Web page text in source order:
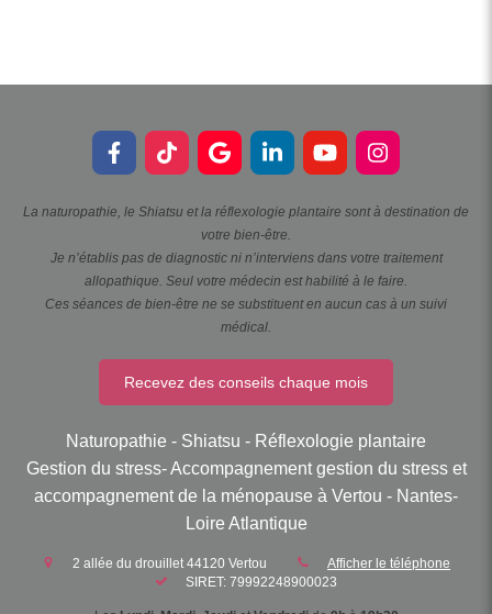
La naturopathie, le Shiatsu et la réflexologie plantaire sont à destination de
votre bien-être.
Je n’établis pas de diagnostic ni n’interviens dans votre traitement
allopathique. Seul votre médecin est habilité à le faire.
Ces séances de bien-être ne se substituent en aucun cas à un suivi
médical.
Recevez des conseils chaque mois
Naturopathie - Shiatsu - Réflexologie plantaire
Gestion du stress- Accompagnement gestion du stress et
accompagnement de la ménopause à Vertou - Nantes-
Loire Atlantique
2 allée du drouillet 44120 Vertou
Afficher le téléphone
SIRET: 79992248900023